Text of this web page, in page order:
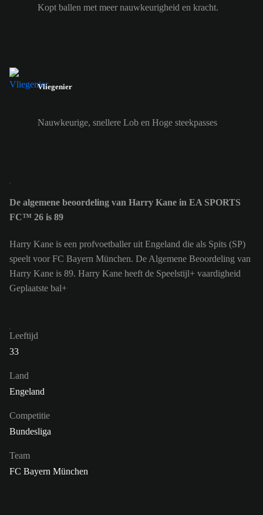
Kopt ballen met meer nauwkeurigheid en kracht.
Vliegenier
Nauwkeurige, snellere Lob en Hoge steekpasses
De algemene beoordeling van Harry Kane in EA SPORTS
FC™ 26 is 89
Harry Kane is een profvoetballer uit Engeland die als Spits (SP)
speelt voor FC Bayern München. De Algemene Beoordeling van
Harry Kane is 89. Harry Kane heeft de Speelstijl+ vaardigheid
Geplaatste bal+
Leeftijd
33
Land
Engeland
Competitie
Bundesliga
Team
FC Bayern München